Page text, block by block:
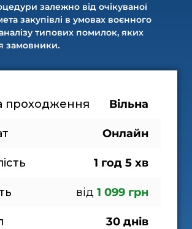
залежно від очікуваної
закупівлі в умовах воєнного
типових помилок, яких
замовники.
проходження Вільна
Онлайн
1 год 5 хв
від 1 099 грн
30 днів